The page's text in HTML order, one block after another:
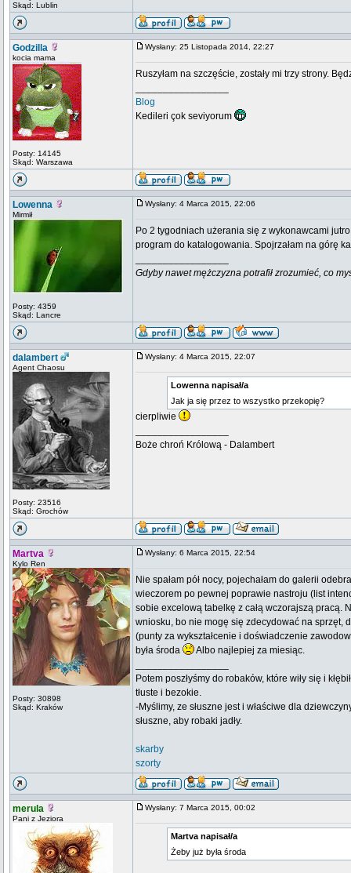
Skąd: Lublin
Godzilla
kocia mama
Posty: 14145
Skąd: Warszawa
Wysłany: 25 Listopada 2014, 22:27
Ruszyłam na szczęście, zostały mi trzy strony.
Blog
Kedileri çok seviyorum
Lowenna
Mirmił
Posty: 4359
Skąd: Lancre
Wysłany: 4 Marca 2015, 22:06
Po 2 tygodniach użerania się z wykonawcami
program do katalogowania. Spojrzałam na górę
Gdyby nawet mężczyzna potrafił zrozumieć, co
dalambert
Agent Chaosu
Posty: 23516
Skąd: Grochów
Wysłany: 4 Marca 2015, 22:07
Lowenna napisał/a
Jak ja się przez to wszystko przekopię?
cierpliwie
Boże chroń Królową - Dalambert
Martva
Kylo Ren
Posty: 30898
Skąd: Kraków
Wysłany: 6 Marca 2015, 22:54
Nie spałam pół nocy, pojechałam do galerii
wieczorem po pewnej poprawie nastroju (list
sobie excelową tabelkę z całą wczorajszą pracą.
wniosku, bo nie mogę się zdecydować na sprzęt,
(punty za wykształcenie i doświadczenie
była środa
Albo najlepiej za miesiąc.
Potem poszłyśmy do robaków, które wiły się i
tłuste i bezokie.
-Myślimy, ze słuszne jest i właściwe dla
słuszne, aby robaki jadły.
skarby
szorty
merula
Pani z Jeziora
Wysłany: 7 Marca 2015, 00:02
Martva napisał/a
Żeby już była środa